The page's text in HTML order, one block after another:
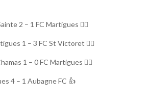
2 – 1 FC Martigues 👎🏼
1 – 3 FC St Victoret 👎🏼
1 – 0 FC Martigues 👎🏼
4 – 1 Aubagne FC 👍